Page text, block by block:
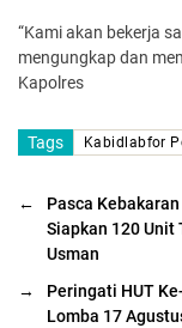
“Kami akan bekerja
mengungkap dan
Kapolres
Tags Kabidlabfor
←
Pasca
Siapkan 120 Unit
Usman
→
Peringati HUT
Lomba 17